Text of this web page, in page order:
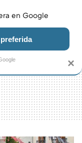
COCINA
×
en Google